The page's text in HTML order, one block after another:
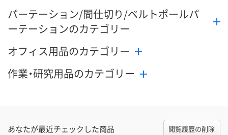
パーテーション/間仕切り/ベルトポールパ
ーテーションのカテゴリー
オフィス用品のカテゴリー
作業・研究用品のカテゴリー
あなたが最近チェックした商品 閲覧履歴の削除